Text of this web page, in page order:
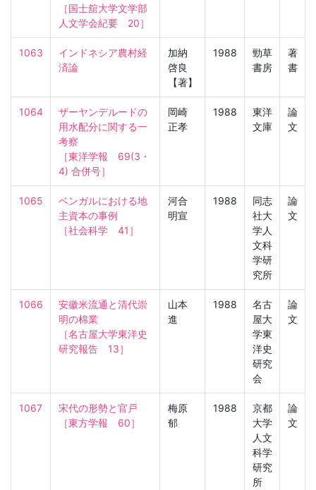
［国士舘大学文学部
人文学会紀要　20］
1063
インドネシア農村経
済論
加納
啓良
【著】
1988
勁草
書房
著
書
1064
ザーヤンデルードの
用水配分に関する一
考察
［東洋学報　69(3・
4) 合併号］
岡崎
正孝
1988
東洋
文庫
論
文
1065
ベンガルにおける地
主資本の事例
［社会科学　41］
河合
明宣
1988
同志
社大
学人
文科
学研
究所
論
文
1066
安徽米流通と清代崇
明の棉業
［名古屋大学東洋史
研究報告　13］
山本
進
1988
名古
屋大
学東
洋史
研究
会
論
文
1067
宋代の形勢と官戸
［東方学報　60］
梅原
郁
1988
京都
大学
人文
科学
研究
所
論
文